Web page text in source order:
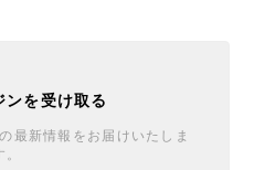
ンを受け取る
最新情報をお届けいたしま
。